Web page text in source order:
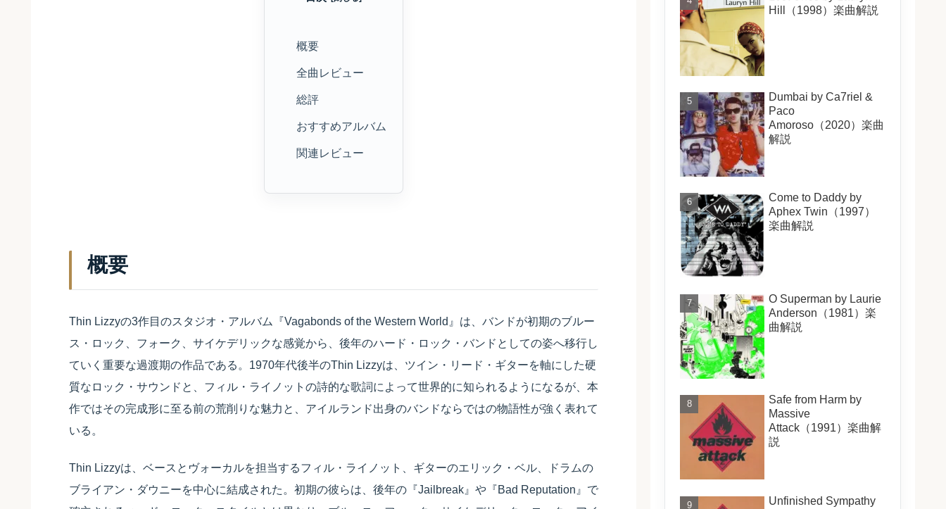
概要
全曲レビュー
総評
おすすめアルバム
関連レビュー
概要
Thin Lizzyの3作目のスタジオ・アルバム『Vagabonds of the Western World』は、バンドが初期のブルー
ス・ロック、フォーク、サイケデリックな感覚から、後年のハード・ロック・バンドとしての姿へ移行し
ていく重要な過渡期の作品である。1970年代後半のThin Lizzyは、ツイン・リード・ギターを軸にした硬
質なロック・サウンドと、フィル・ライノットの詩的な歌詞によって世界的に知られるようになるが、本
作ではその完成形に至る前の荒削りな魅力と、アイルランド出身のバンドならではの物語性が強く表れて
いる。
Thin Lizzyは、ベースとヴォーカルを担当するフィル・ライノット、ギターのエリック・ベル、ドラムの
ブライアン・ダウニーを中心に結成された。初期の彼らは、後年の『Jailbreak』や『Bad Reputation』で
Hill（1998）楽曲解説
Dumbai by Ca7riel &
Paco
Amoroso（2020）楽曲
解説
Come to Daddy by
Aphex Twin（1997）
楽曲解説
O Superman by Laurie
Anderson（1981）楽
曲解説
Safe from Harm by
Massive
Attack（1991）楽曲解
説
Unfinished Sympathy